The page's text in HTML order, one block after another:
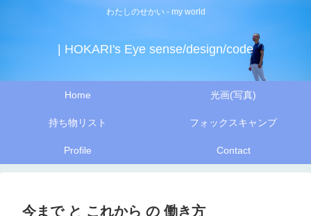
わたしのせかい - my world
| HOKARI's Eye sense/design/code
Home 光画(写真)
持ち物リスト フォックスキャンプ
Profile Contact
今まで と これから の 働き方